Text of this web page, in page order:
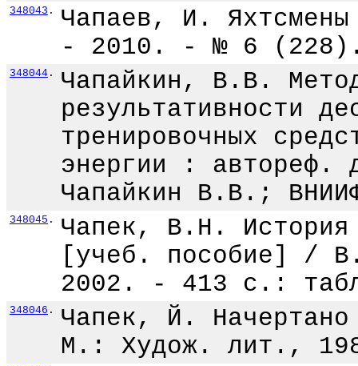
348043 .
Чапаев, И.
- 2010. - № 6
348044 .
Чапайкин, В.В.
результативности
тренировочных
энергии :
Чапайкин В.В.;
348045 .
Чапек, В.Н. История
[учеб. пособие] /
2002. - 413 с.:
348046 .
Чапек, Й.
М.: Худож. лит.,